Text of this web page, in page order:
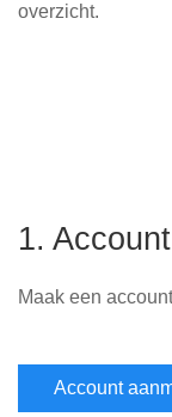
overzicht.
1.
Maak een
Account